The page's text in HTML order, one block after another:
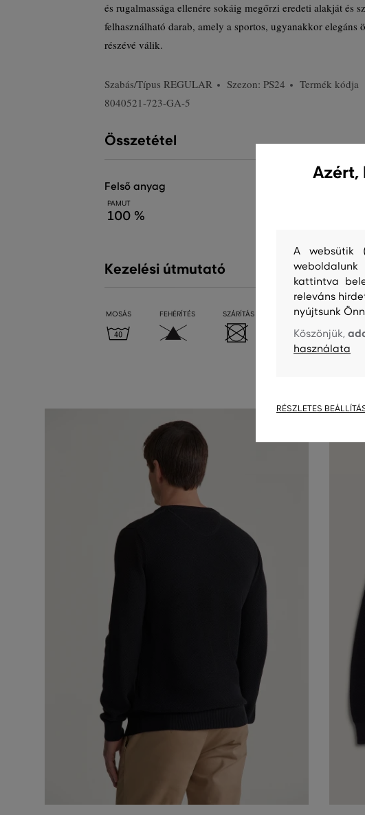
és rugalmassága ellenére sokáig megőrzi eredeti alakját és
felhasználható darab, amely a sportos, ugyanakkor elegáns
részévé válik.
Szabás/Típus REGULAR Szezon: PS24
Termék kódja
8040521-723-GA-5
Összetétel
felső anyag
PAMUT
100 %
Kezelési útmutató
MOSÁS FEHÉRÍTÉS SZÁRÍTÁS VASALÁS
Azért,
A websütik
kattintva
releváns
nyújtsunk
Köszönjük,
használata
RÉSZLETES